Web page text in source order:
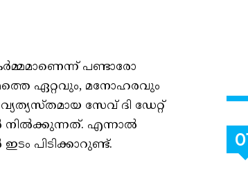
പണ്ടാരോ
ഏറ്റവും, മനോഹരവും
സേവ് ദി ഡേറ്റ്
നിൽക്കുന്നത്. എന്നാൽ
പിടിക്കാറുണ്ട്.